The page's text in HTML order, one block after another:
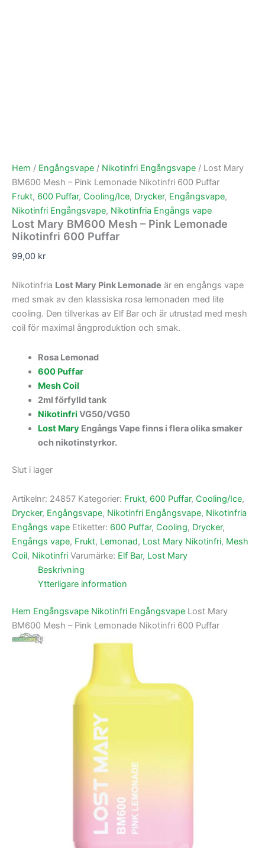
Hem / Engångsvape / Nikotinfri Engångsvape / Lost Mary
BM600 Mesh – Pink Lemonade Nikotinfri 600 Puffar
Frukt, 600 Puffar, Cooling/Ice, Drycker, Engångsvape,
Nikotinfri Engångsvape, Nikotinfria Engångs vape
Lost Mary BM600 Mesh – Pink Lemonade
Nikotinfri 600 Puffar
99,00 kr
Nikotinfria Lost Mary Pink Lemonade är en engångs vape
med smak av den klassiska rosa lemonaden med lite
cooling. Den tillverkas av Elf Bar och är utrustad med mesh
coil för maximal ångproduktion och smak.
Rosa Lemonad
600 Puffar
Mesh Coil
2ml förfylld tank
Nikotinfri VG50/VG50
Lost MaryEngångs Vape finns i flera olika smaker
och nikotinstyrkor.
Slut i lager
Artikelnr: 24857 Kategorier: Frukt, 600 Puffar, Cooling/Ice,
Drycker, Engångsvape, Nikotinfri Engångsvape, Nikotinfria
Engångs vape Etiketter: 600 Puffar, Cooling, Drycker,
Engångs vape, Frukt, Lemonad, Lost Mary Nikotinfri, Mesh
Coil, Nikotinfri Varumärke: Elf Bar, Lost Mary
Beskrivning
Ytterligare information
Hem Engångsvape Nikotinfri Engångsvape Lost Mary
BM600 Mesh – Pink Lemonade Nikotinfri 600 Puffar